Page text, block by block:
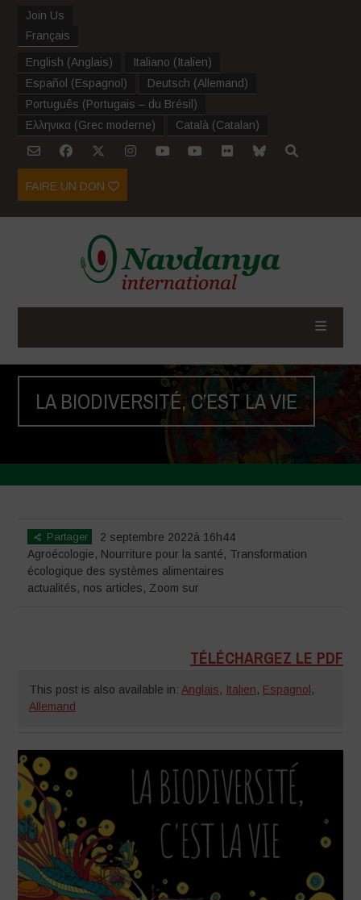
Join Us
Français
English (Anglais) Italiano (Italien)
Español (Espagnol ) Deutsch (Allemand)
Português (Portugais – du Brésil )
Ελληνικα (Grec moderne) Català (Catalan)
FAIRE UN DON
LA BIODIVERSITÉ, C’EST LA VIE
Partager
2 septembre 2022à 16h44
Agroécologie, Nourriture pour la santé, Transformation
écologique des systèmes alimentaires
actualités, nos articles, Zoom sur
TÉLÉCHARGEZ LE PDF
This post is also available in: Anglais, Italien, Espagnol ,
Allemand